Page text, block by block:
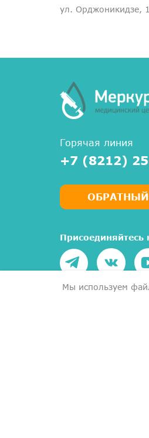
ул. Орджоникидзе,
Горячая линия
+7 (8212)
Присоединяйтесь
Медицинский
MercuryMed
Мы используем